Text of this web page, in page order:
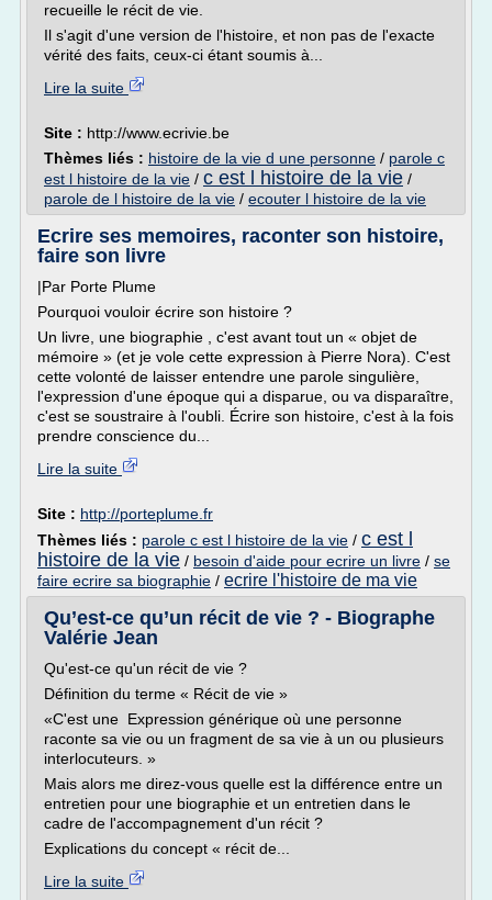
recueille le récit de vie.
Il s'agit d'une version de l'histoire, et non pas de l'exacte
vérité des faits, ceux-ci étant soumis à...
Lire la suite
Site : http://www.ecrivie.be
Thèmes liés : histoire de la vie d une personne / parole c
est l histoire de la vie / c est l histoire de la vie /
parole de l histoire de la vie / ecouter l histoire de la vie
Ecrire ses memoires, raconter son histoire,
faire son livre
|Par Porte Plume
Pourquoi vouloir écrire son histoire ?
Un livre, une biographie , c'est avant tout un « objet de
mémoire » (et je vole cette expression à Pierre Nora). C'est
cette volonté de laisser entendre une parole singulière,
l'expression d'une époque qui a disparue, ou va disparaître,
c'est se soustraire à l'oubli. Écrire son histoire, c'est à la fois
prendre conscience du...
Lire la suite
Site : http://porteplume.fr
Thèmes liés : parole c est l histoire de la vie / c est l
histoire de la vie / besoin d'aide pour ecrire un livre / se
faire ecrire sa biographie / ecrire l'histoire de ma vie
Qu’est-ce qu’un récit de vie ? - Biographe
Valérie Jean
Qu'est-ce qu'un récit de vie ?
Définition du terme « Récit de vie »
«C'est une Expression générique où une personne
raconte sa vie ou un fragment de sa vie à un ou plusieurs
interlocuteurs. »
Mais alors me direz-vous quelle est la différence entre un
entretien pour une biographie et un entretien dans le
cadre de l'accompagnement d'un récit ?
Explications du concept « récit de...
Lire la suite